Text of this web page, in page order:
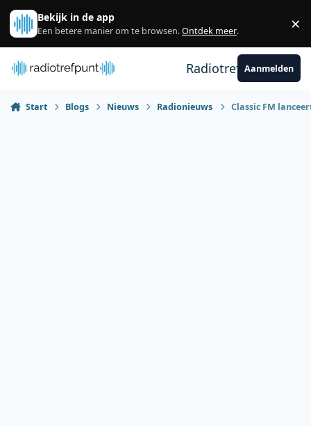
Spring naar bijdragen
Bekijk in de app
Een betere manier om te browsen.Ontdek meer. ×
RadiotrefpuntAanmelden
Start Blogs Nieuws Radionieuws Classic FM